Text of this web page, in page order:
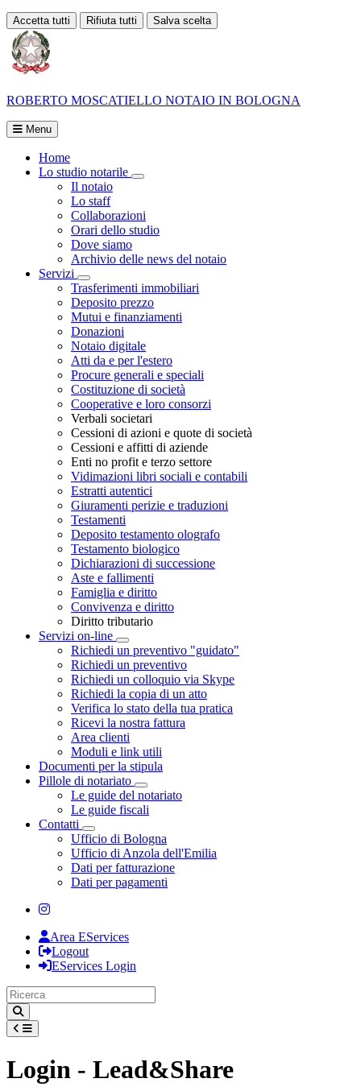
Accetta tutti Rifiuta tutti Salva scelta
Loading...
ROBERTO MOSCATIELLO NOTAIO IN BOLOGNA
Menu
Home
Lo studio notarile
Toggle Dropdown
Il notaio
Lo staff
Collaborazioni
Orari dello studio
Dove siamo
Archivio delle news del notaio
Servizi
Toggle Dropdown
Trasferimenti immobiliari
Deposito prezzo
Mutui e finanziamenti
Donazioni
Notaio digitale
Atti da e per l'estero
Procure generali e speciali
Costituzione di società
Cooperative e loro consorzi
Verbali societari
Cessioni di azioni e quote di società
Cessioni e affitti di aziende
Enti no profit e terzo settore
Vidimazioni libri sociali e contabili
Estratti autentici
Giuramenti perizie e traduzioni
Testamenti
Deposito testamento olografo
Testamento biologico
Dichiarazioni di successione
Aste e fallimenti
Famiglia e diritto
Convivenza e diritto
Diritto tributario
Servizi on-line
Toggle Dropdown
Richiedi un preventivo "guidato"
Richiedi un preventivo
Richiedi un colloquio via Skype
Richiedi la copia di un atto
Verifica lo stato della tua pratica
Ricevi la nostra fattura
Area clienti
Moduli e link utili
Documenti per la stipula
Pillole di notariato
Toggle Dropdown
Le guide del notariato
Le guide fiscali
Contatti
Toggle Dropdown
Ufficio di Bologna
Ufficio di Anzola dell'Emilia
Dati per fatturazione
Dati per pagamenti
Area EServices
Logout
EServices Login
Login - Lead&Share